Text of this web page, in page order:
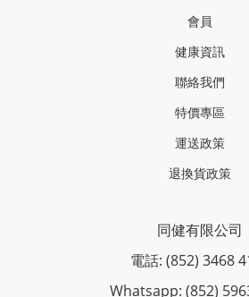
會員
健康資訊
聯絡我們
特價專區
運送政策
退換貨政策
同健有限公司
電話: (852) 3468
Whatsapp: (852)